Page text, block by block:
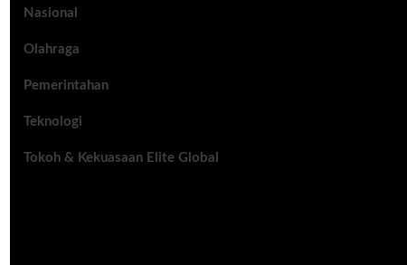
Nasional
Olahraga
Pemerintahan
Teknologi
Tokoh & Kekuasaan Elite Global